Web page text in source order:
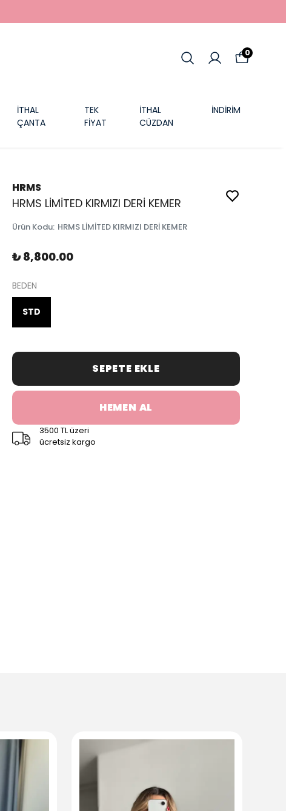
İTHAL
ÇANTA
TEK
FİYAT
İTHAL
CÜZDAN
İNDİRİM
0
HRMS
HRMS LİMİTED KIRMIZI DERİ KEMER
Ürün Kodu: HRMS LİMİTED KIRMIZI DERİ KEMER
₺ 8,800.00
BEDEN
STD
SEPETE EKLE
HEMEN AL
3500 TL üzeri
ücretsiz kargo